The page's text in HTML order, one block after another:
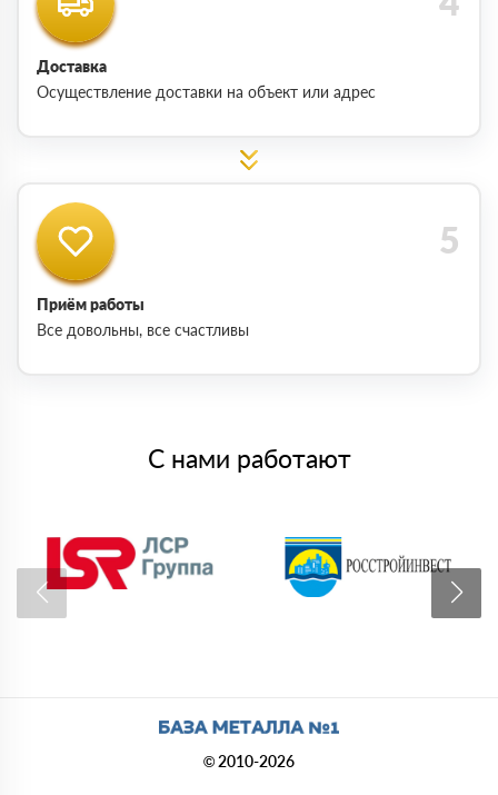
Доставка
Осуществление доставки на объект или адрес
Приём работы
Все довольны, все счастливы
С нами работают
© 2010-2026